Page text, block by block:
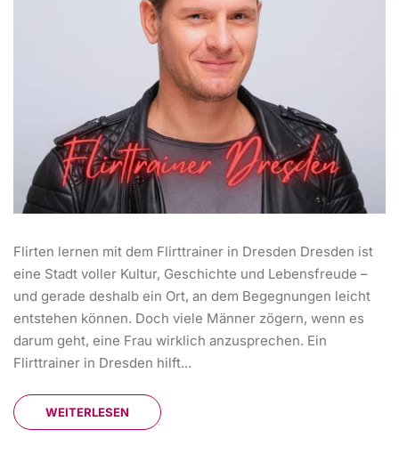
Flirten lernen mit dem Flirttrainer in Dresden Dresden ist
eine Stadt voller Kultur, Geschichte und Lebensfreude –
und gerade deshalb ein Ort, an dem Begegnungen leicht
entstehen können. Doch viele Männer zögern, wenn es
darum geht, eine Frau wirklich anzusprechen. Ein
Flirttrainer in Dresden hilft...
WEITERLESEN